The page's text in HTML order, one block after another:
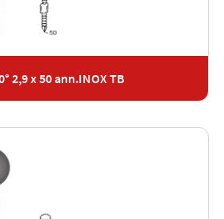
2,9 x 50 ann.INOX TB